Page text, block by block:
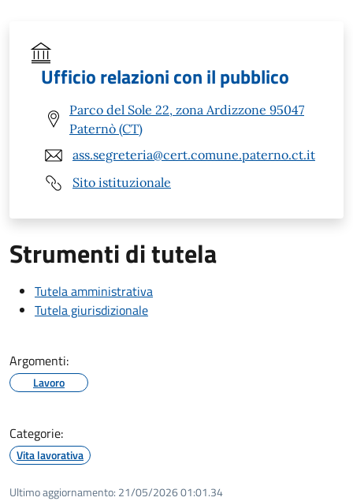
Ufficio relazioni con il pubblico
Parco del Sole 22, zona Ardizzone 95047
Paternò (CT)
ass.segreteria@cert.comune.paterno.ct.it
Sito istituzionale
Strumenti di tutela
Tutela amministrativa
Tutela giurisdizionale
Argomenti:
Lavoro
Categorie:
Vita lavorativa
Ultimo aggiornamento: 21/05/2026 01:01.34